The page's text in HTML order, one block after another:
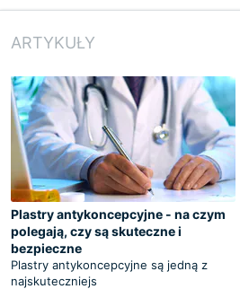
ARTYKUŁY
Plastry antykoncepcyjne - na czym
polegają, czy są skuteczne i
bezpieczne
Plastry antykoncepcyjne są jedną z
najskuteczniejs